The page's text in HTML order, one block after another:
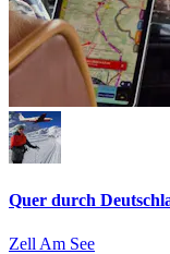
Quer durch
Zell Am See